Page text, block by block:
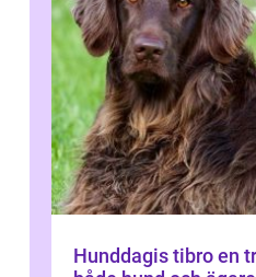
Hunddagis tibro en trygg vardag för